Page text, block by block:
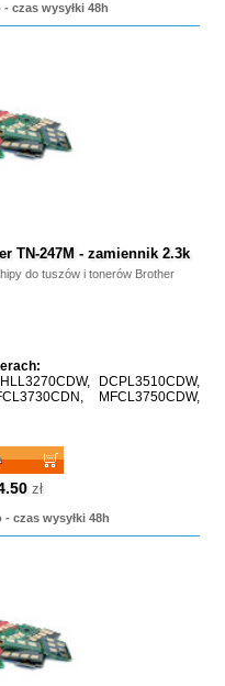
czas wysyłki 48h
TN-247M - zamiennik 2.3k
do tuszów i tonerów Brother
DCPL3510CDW,
MFCL3750CDW,
zł
czas wysyłki 48h